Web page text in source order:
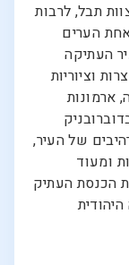
תבל, לרבות
הערים
העתיקה
צרות וציוריות
ארמונות
של העיר,
ומעוד
הכנסת העתיק
היהודית